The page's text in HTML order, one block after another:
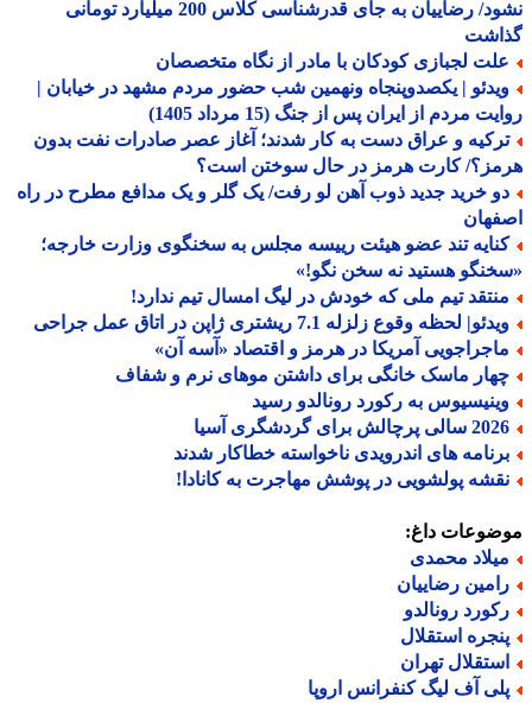
نشود/ رضاییان به جای قدرشناسی کلاس 200 میلیارد تومانی
لجبازی کودکان با مادر از نگاه متخصصان
| یکصدوپنجاه ونهمین شب حضور مردم مشهد در خیابان |
مردم از ایران پس از جنگ (15 مرداد 1405)
و عراق دست به کار شدند؛ آغاز عصر صادرات نفت بدون
کارت هرمز در حال سوختن است؟
خرید جدید ذوب آهن لو رفت/ یک گلر و یک مدافع مطرح در راه
تند عضو هیئت رییسه مجلس به سخنگوی وزارت خارجه؛
هستید نه سخن نگو!»
تیم ملی که خودش در لیگ امسال تیم ندارد!
لحظه وقوع زلزله 7.1 ریشتری ژاپن در اتاق عمل جراحی
آمریکا در هرمز و اقتصاد «آسه آن»
ماسک خانگی برای داشتن موهای نرم و شفاف
به رکورد رونالدو رسید
پرچالش برای گردشگری آسیا
های اندرویدی ناخواسته خطاکار شدند
پولشویی در پوشش مهاجرت به کانادا!
داغ:
محمدی
رضاییان
رونالدو
استقلال
تهران
آف لیگ کنفرانس اروپا